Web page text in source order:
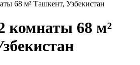
68 м² Ташкент, Узбекистан
комнаты 68 м²